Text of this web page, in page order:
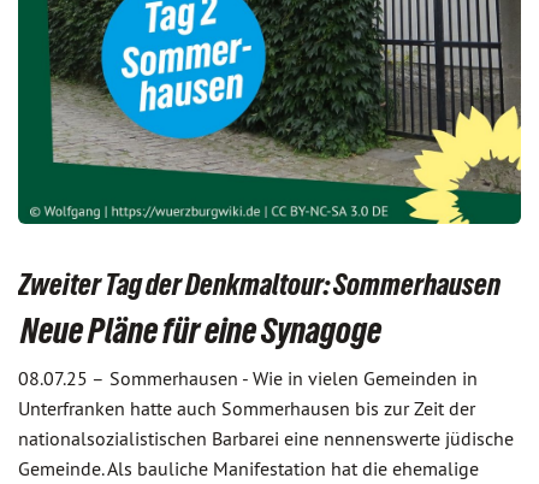
Zweiter Tag der Denkmaltour: Sommerhausen
Neue Pläne für eine Synagoge
08.07.25 – Sommerhausen - Wie in vielen Gemeinden in
Unterfranken hatte auch Sommerhausen bis zur Zeit der
nationalsozialistischen Barbarei eine nennenswerte jüdische
Gemeinde. Als bauliche Manifestation hat die ehemalige